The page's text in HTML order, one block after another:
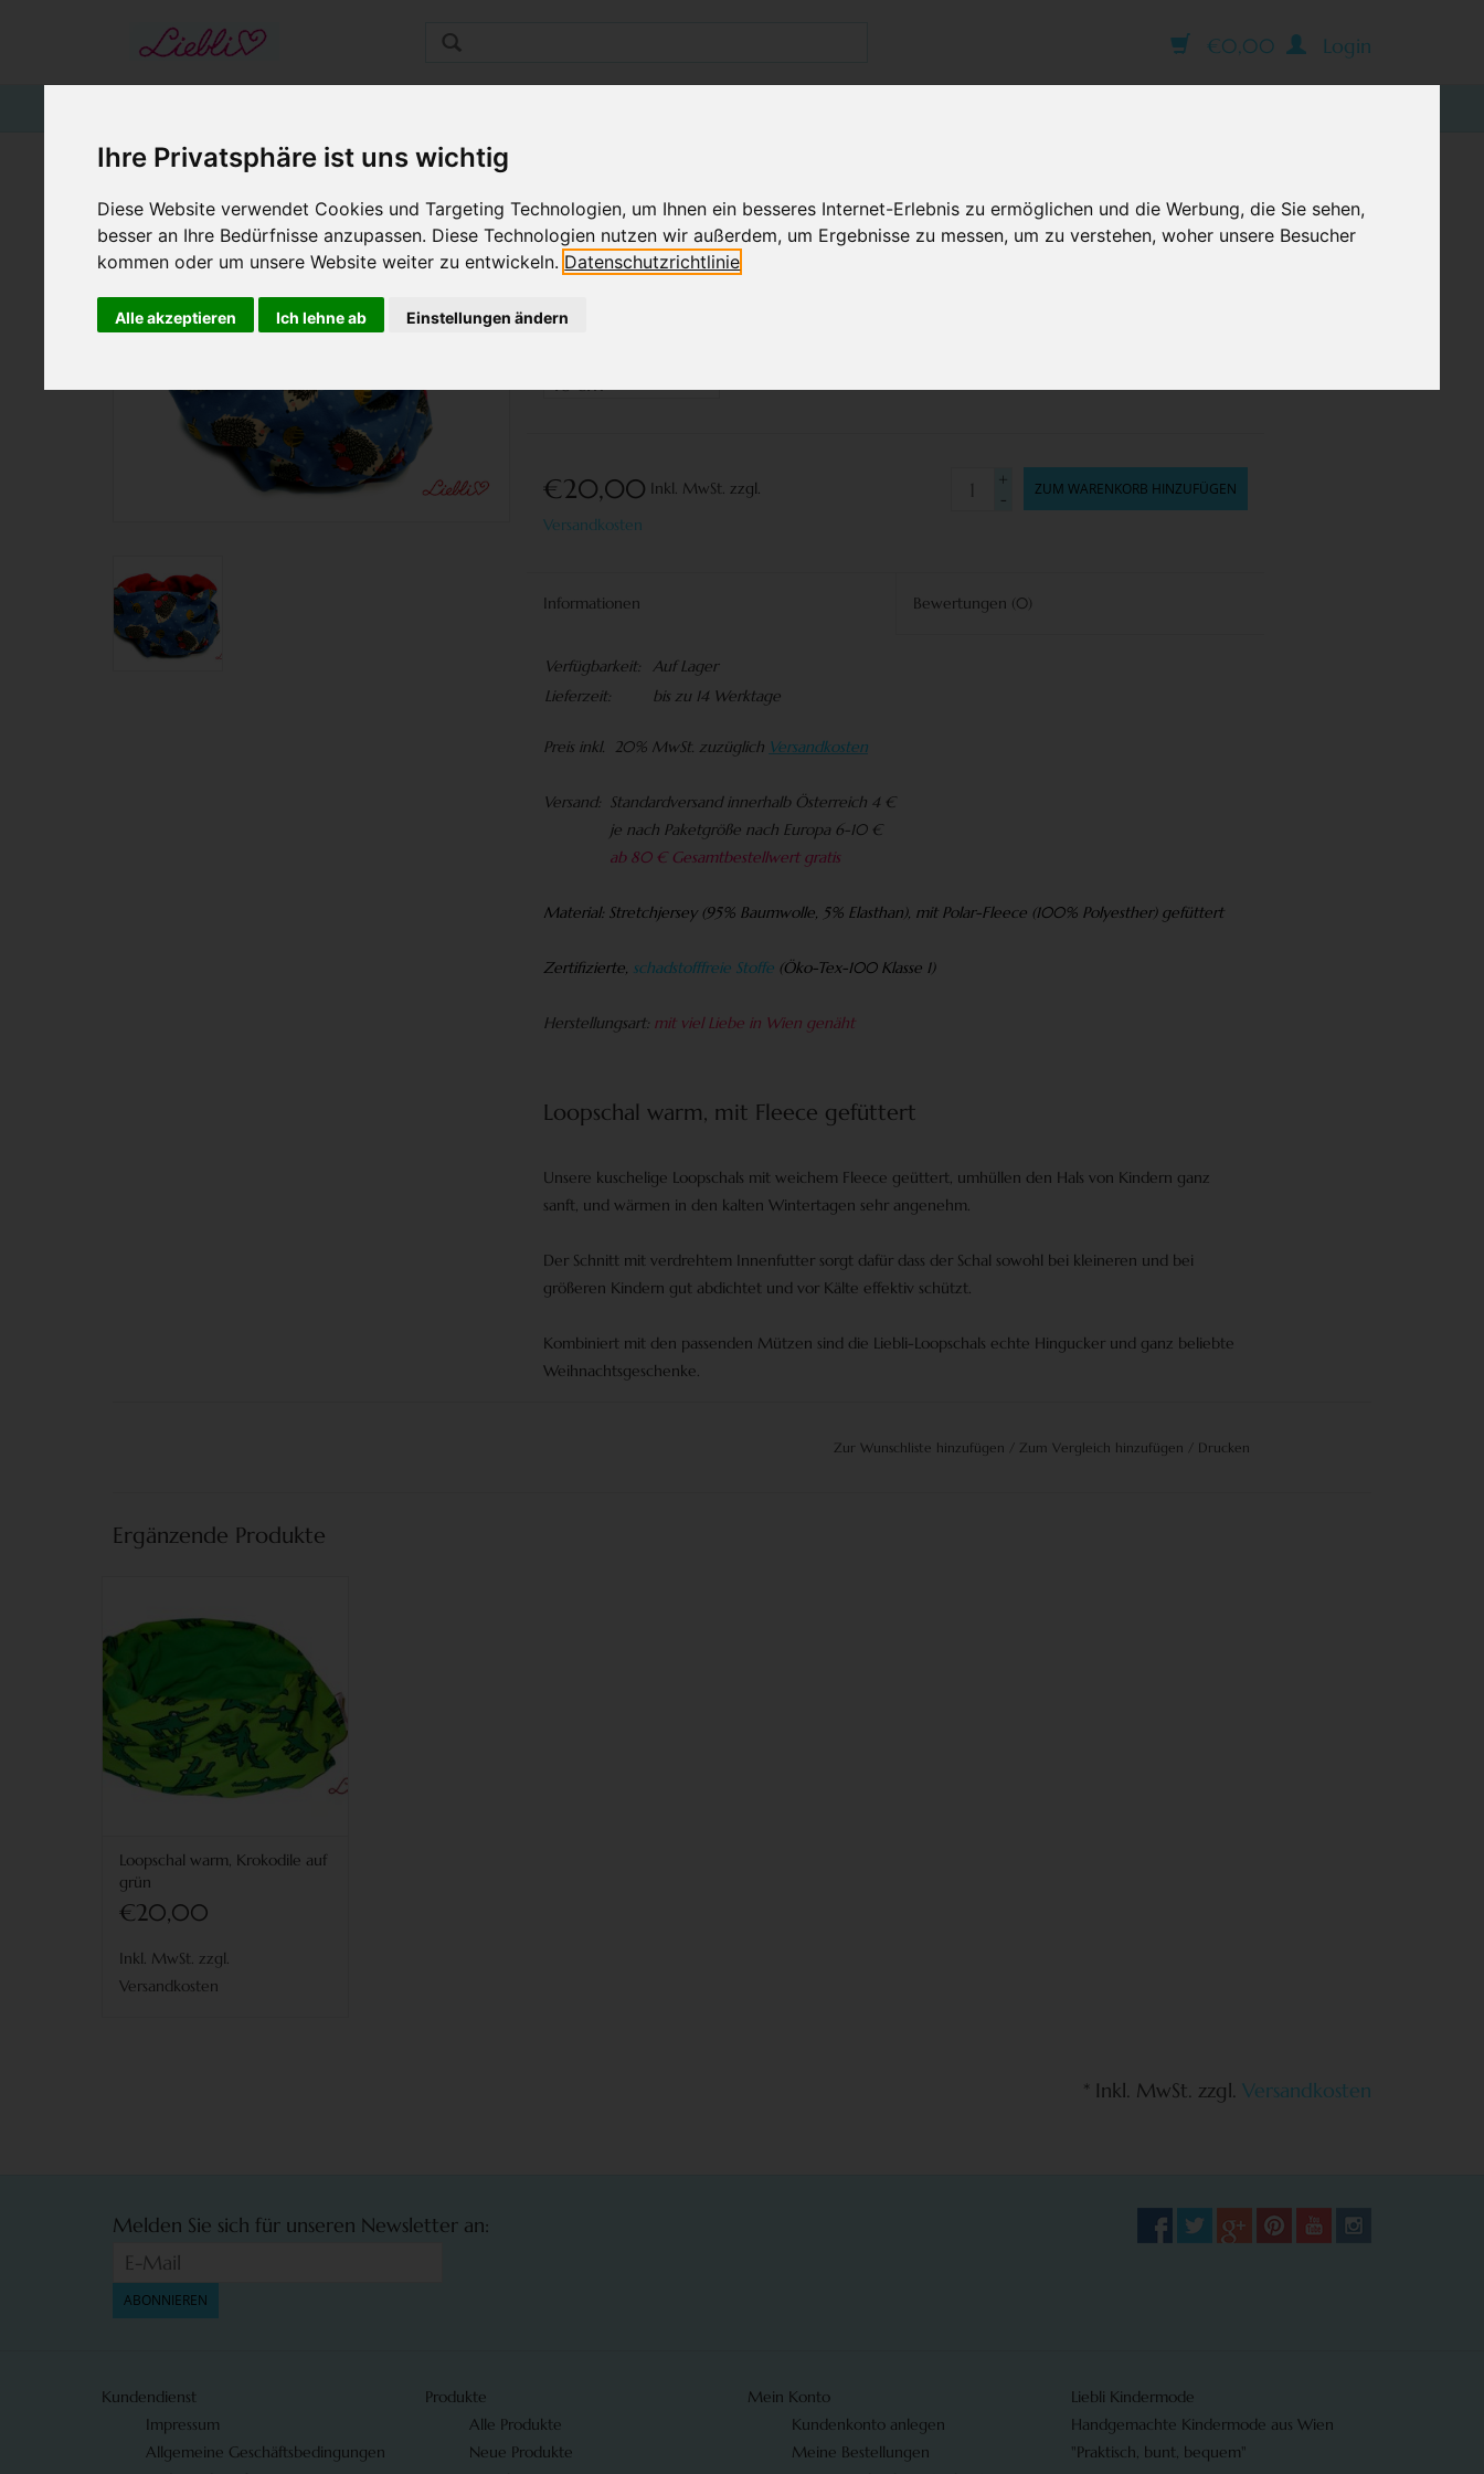
Ihre Privatsphäre ist uns wichtig
Diese Website verwendet Cookies und Targeting Technologien, um Ihnen ein besseres Internet-Erlebnis zu ermöglichen und die Werbung, die Sie sehen,
besser an Ihre Bedürfnisse anzupassen. Diese Technologien nutzen wir außerdem, um Ergebnisse zu messen, um zu verstehen, woher unsere Besucher
kommen oder um unsere Website weiter zu entwickeln. Datenschutzrichtlinie
Alle akzeptieren Ich lehne ab Einstellungen ändern
€0,00 Login
LOOPSCHAL WARM, IGEL AUF JEANSBLAU
€20,00 Inkl. MwSt. zzgl.
Versandkosten
+
-
ZUM WARENKORB HINZUFÜGEN
Informationen Bewertungen (0)
Verfügbarkeit:
Auf Lager
Lieferzeit:
bis zu 14 Werktage
Preis inkl. 20% MwSt. zuzüglich Versandkosten
Versand: Standardversand innerhalb Österreich 4 €
je nach Paketgröße nach Europa 6-10 €
ab 80 € Gesamtbestellwert gratis
Material: Stretchjersey (95% Baumwolle, 5% Elasthan), mit Polar-Fleece (100% Polyesther) gefüttert
Zertifizierte, schadstofffreie Stoffe (Öko-Tex-100 Klasse 1)
Herstellungsart: mit viel Liebe in Wien genäht
Loopschal warm, mit Fleece gefüttert
Unsere kuschelige Loopschals mit weichem Fleece geüttert, umhüllen den Hals von Kindern ganz
sanft, und wärmen in den kalten Wintertagen sehr angenehm.
Der Schnitt mit verdrehtem Innenfutter sorgt dafür dass der Schal sowohl bei kleineren und bei
größeren Kindern gut abdichtet und vor Kälte effektiv schützt.
Kombiniert mit den passenden Mützen sind die Liebli-Loopschals echte Hingucker und ganz beliebte
Weihnachtsgeschenke.
Zur Wunschliste hinzufügen Zum Vergleich hinzufügen Drucken
Ergänzende Produkte
Loopschal warm, Krokodile auf
grün
€20,00
Inkl. MwSt. zzgl.
Versandkosten
* Inkl. MwSt. zzgl. Versandkosten
Melden Sie sich für unseren Newsletter an:
ABONNIEREN
Kundendienst
Impressum
Allgemeine Geschäftsbedingungen
Produkte
Alle Produkte
Neue Produkte
Mein Konto
Kundenkonto anlegen
Meine Bestellungen
Liebli Kindermode
Handgemachte Kindermode aus Wien
"Praktisch, bunt, bequem"